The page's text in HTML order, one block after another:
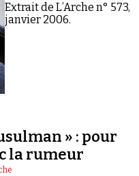
Extrait de L’Arche n° 573,
janvier 2006.
» : pour
la rumeur